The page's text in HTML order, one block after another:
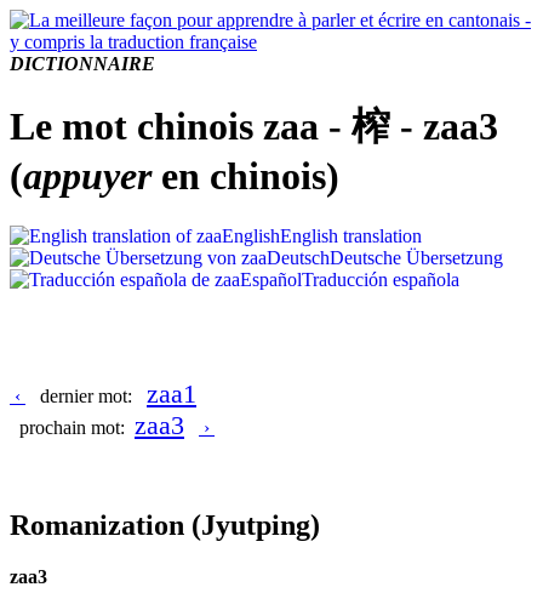
DICTIONNAIRE
Le mot chinois zaa - 榨 - zaa3
(appuyeren chinois)
EnglishEnglish translation
DeutschDeutsche Übersetzung
EspañolTraducción española
‹ dernier mot: zaa1
prochain mot: zaa3 ›
Romanization (Jyutping)
zaa3